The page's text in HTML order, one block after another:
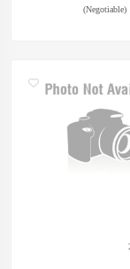
(Negotiable)